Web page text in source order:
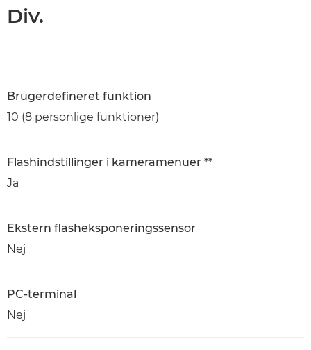
Div.
Brugerdefineret funktion
10 (8 personlige funktioner)
Flashindstillinger i kameramenuer **
Ja
Ekstern flasheksponeringssensor
Nej
PC-terminal
Nej